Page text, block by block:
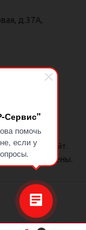
Сервис"
помочь
если у
д.37А,
через сайт.
права защищены.